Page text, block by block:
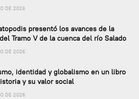
DE 2026
presentó los avances de la
Tramo V de la cuenca del río Salado
DE 2026
identidad y globalismo en un libro
y su valor social
DE 2026